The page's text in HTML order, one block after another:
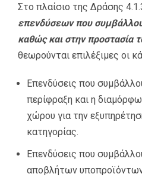
Στο πλαίσιο της Δράσης
επενδύσεων που
καθώς και στην προστασία
θεωρούνται επιλέξιµες οι
Επενδύσεις που
περίφραξη και η
χώρου για την
κατηγορίας.
Επενδύσεις που
αποβλήτων